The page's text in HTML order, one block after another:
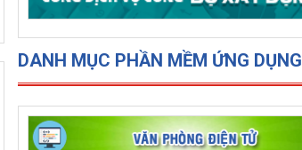
DANH MỤC PHẦN MỀM ỨNG DỤNG